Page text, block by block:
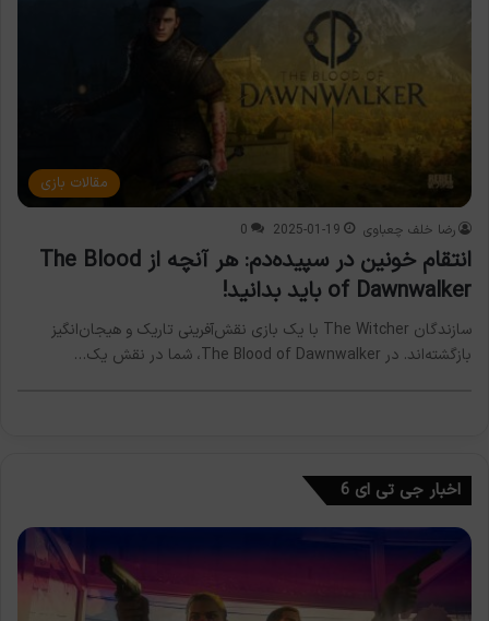
مقالات بازی
رضا خلف چعباوی 2025-01-19
0
انتقام خونین در سپیده‌دم: هر آنچه از The Blood
of Dawnwalker باید بدانید!
سازندگان The Witcher با یک بازی نقش‌آفرینی تاریک و هیجان‌انگیز
بازگشته‌اند. در The Blood of Dawnwalker، شما در نقش یک…
اخبار جی تی ای 6